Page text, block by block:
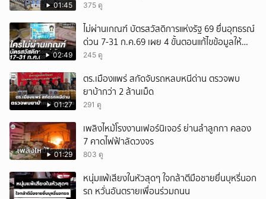
01:45 375 ดู
02:49
ไม่ผ่านเกณฑ์ บัตรสวัสดิการแห่งรัฐ 69 ยื่นอุทธรณ์
ด่วน 7-31 ก.ค.69 เผย 4 ขั้นตอนแก้ไขข้อมูลให้
ผ่านสิทธิ
245 ดู
01:27
ตร.เมืองแพร่ สกัดจับรถหลบหนีด่าน ตรวจพบ
ยาบ้ากว่า 2 ล้านเม็ด
291 ดู
01:29
เพลิงไหม้โรงงานเฟอร์นิเจอร์ ย่านลำลูกกา คลอง
7 คาดไฟฟ้าลัดวงจร
803 ดู
หนุ่มแพ้เสียงในหัวสุดๆ ใจกล้าตีมือชายยื่นบุหรี่นอก
รถ หวั่นอันตรายเพื่อนร่วมถนน